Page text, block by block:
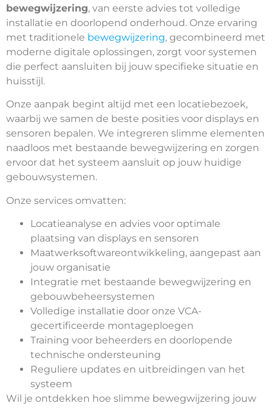
bewegwijzering, van eerste advies tot volledige
installatie en doorlopend onderhoud. Onze ervaring
met traditionele bewegwijzering, gecombineerd met
moderne digitale oplossingen, zorgt voor systemen
die perfect aansluiten bij jouw specifieke situatie en
huisstijl.
Onze aanpak begint altijd met een locatiebezoek,
waarbij we samen de beste posities voor displays en
sensoren bepalen. We integreren slimme elementen
naadloos met bestaande bewegwijzering en zorgen
ervoor dat het systeem aansluit op jouw huidige
gebouwsystemen.
Onze services omvatten:
Locatieanalyse en advies voor optimale
plaatsing van displays en sensoren
Maatwerksoftwareontwikkeling, aangepast aan
jouw organisatie
Integratie met bestaande bewegwijzering en
gebouwbeheersystemen
Volledige installatie door onze VCA-
gecertificeerde montageploegen
Training voor beheerders en doorlopende
technische ondersteuning
Reguliere updates en uitbreidingen van het
systeem
Wil je ontdekken hoe slimme bewegwijzering jouw